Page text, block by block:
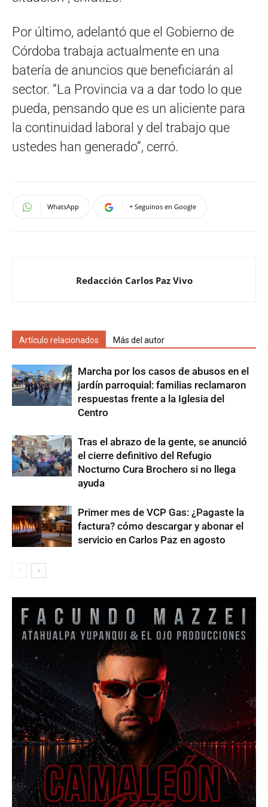
Por último, adelantó que el Gobierno de
Córdoba trabaja actualmente en una
batería de anuncios que beneficiarán al
sector. “La Provincia va a dar todo lo que
pueda, pensando que es un aliciente para
la continuidad laboral y del trabajo que
ustedes han generado”, cerró.
WhatsApp + Seguinos en Google
Redacción Carlos Paz Vivo
Artículo relacionados Más del autor
Marcha por los casos de abusos en el
jardín parroquial: familias reclamaron
respuestas frente a la Iglesia del
Centro
Tras el abrazo de la gente, se anunció
el cierre definitivo del Refugio
Nocturno Cura Brochero si no llega
ayuda
Primer mes de VCP Gas: ¿Pagaste la
factura? cómo descargar y abonar el
servicio en Carlos Paz en agosto